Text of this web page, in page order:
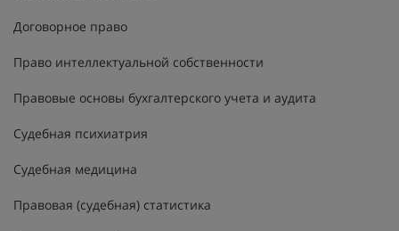
Договорное право
Право интеллектуальной собственности
Правовые основы бухгалтерского учета и аудита
Судебная психиатрия
Судебная медицина
Правовая (судебная) статистика